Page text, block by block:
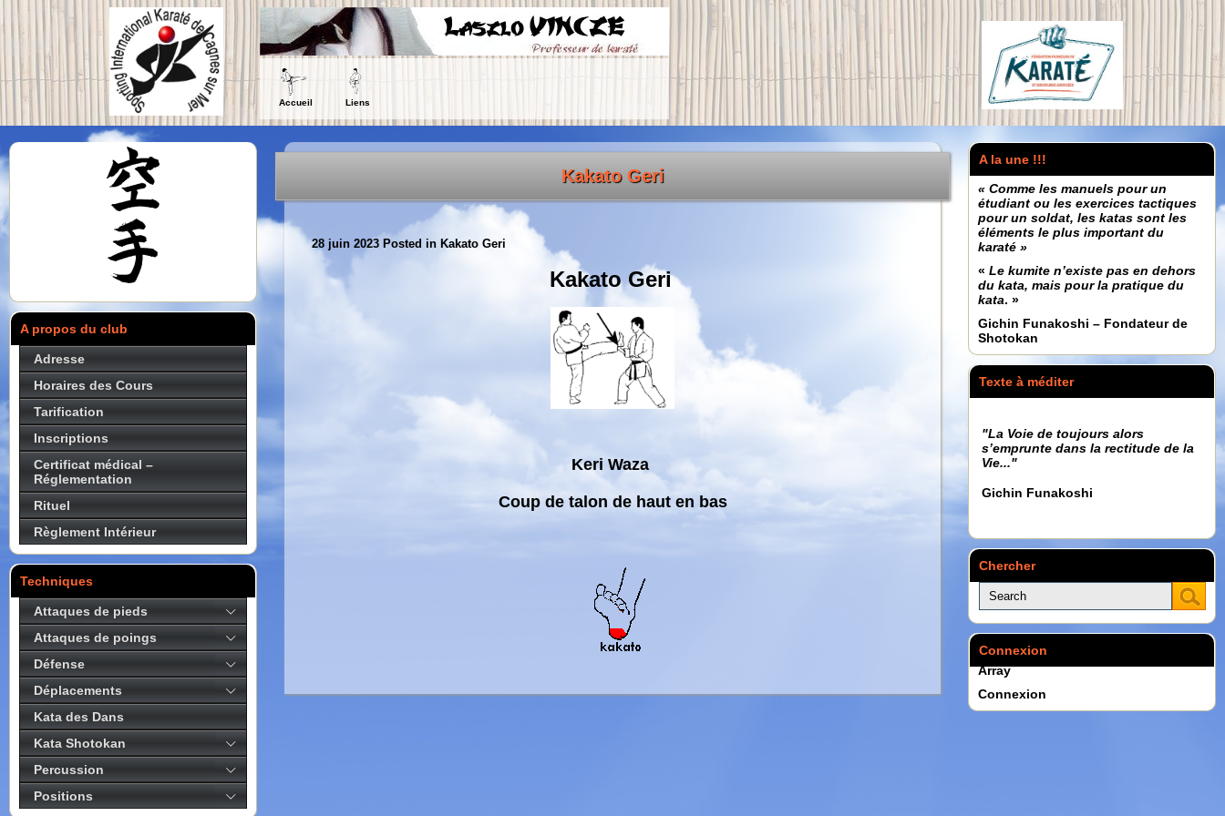
Accueil Liens
A la une !!!
« Comme les manuels pour un
étudiant ou les exercices tactiques
pour un soldat, les katas sont les
éléments le plus important du
karaté »
« Le kumite n’existe pas en dehors
du kata, mais pour la pratique du
kata. »
Gichin Funakoshi – Fondateur de
Shotokan
Texte à méditer
"La Voie de toujours alors
s’emprunte dans la rectitude de la
Vie..."
Gichin Funakoshi
Chercher
Connexion
Array
Connexion
A propos du club
Adresse
Horaires des Cours
Tarification
Inscriptions
Certificat médical –
Réglementation
Rituel
Règlement Intérieur
Techniques
Attaques de pieds
Attaques de poings
Défense
Déplacements
Kata des Dans
Kata Shotokan
Percussion
Positions
Kakato Geri
28 juin 2023 Posted in Kakato Geri
Kakato Geri
Keri Waza
Coup de talon de haut en bas